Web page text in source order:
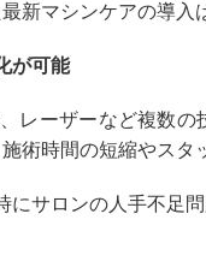
新マシンケアの導
が可能
レーザーなど複数
術時間の短縮やスタ
サロンの人手不足